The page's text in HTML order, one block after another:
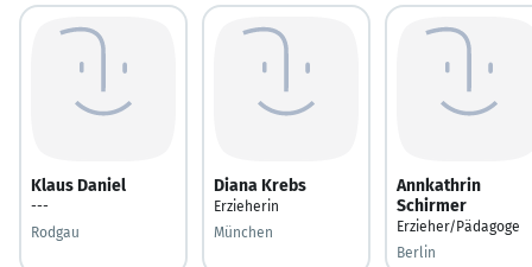
Klaus Daniel
---
Rodgau
Diana Krebs
Erzieherin
München
Annkathrin
Schirmer
Erzieher/Pädagoge
Berlin